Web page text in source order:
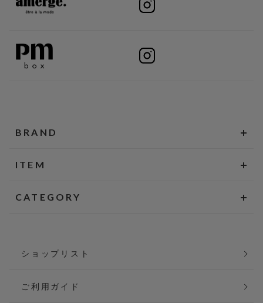
BRAND
ITEM
CATEGORY
ショップリスト
ご利用ガイド